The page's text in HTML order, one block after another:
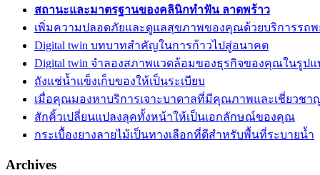
สถานะและมาตรฐานของคลินิกทำฟัน ลาดพร้าว
เพิ่มความปลอดภัยและดูแลสุขภาพของคุณด้วยบริการรถพ
Digital twin บทบาทสำคัญในการก้าวไปสู่อนาคต
Digital twin จำลองสภาพแวดล้อมของธุรกิจของคุณในรูป
ถังแช่น้ำแข็งเก็บของให้เป็นระเบียบ
เมื่อคุณมองหาบริการเจาะบาดาลที่มีคุณภาพและเชี่ยวชา
สักคิ้วเปลี่ยนแปลงลุคทั้งหน้าให้เป็นเอกลักษณ์ของคุณ
กระเบื้องยางลายไม้เป็นทางเลือกที่ดีสำหรับพื้นที่ระบายน้ำ
Archives